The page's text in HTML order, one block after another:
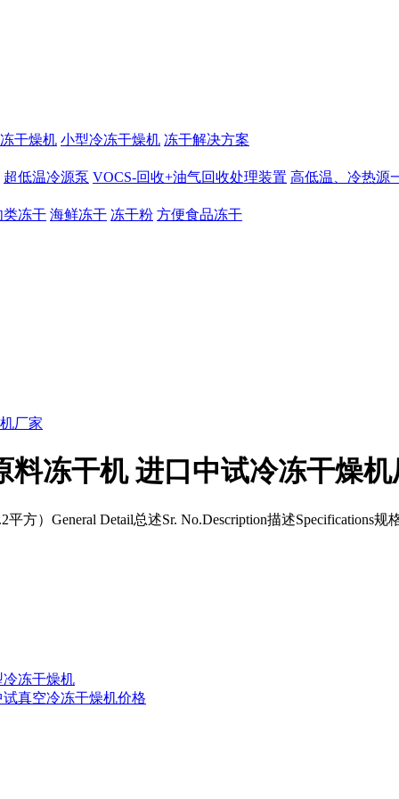
干燥机 小型冷冻干燥机 冻干解决方案
超低温冷源泵 VOCS-回收+油气回收处理装置 高低温、冷热源
类冻干 海鲜冻干 冻干粉 方便食品冻干
冻干机 进口中试冷冻干燥机
）General Detail总述Sr. No.Description描述Specifications规
冷冻干燥机
真空冷冻干燥机价格